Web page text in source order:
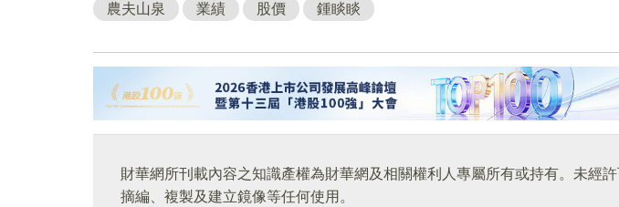
農夫山泉 業績 股價 鍾睒睒
財華網所刊載內容之知識產權為財華網及相關權利人專屬所有或持有。未經許
摘編、複製及建立鏡像等任何使用。